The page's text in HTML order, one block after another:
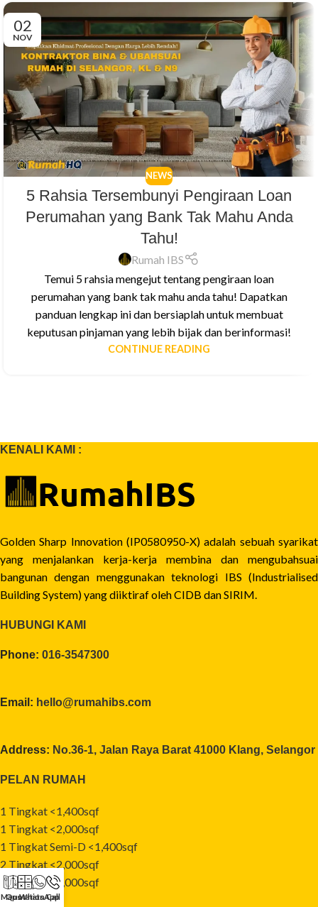
02
NOV
NEWS
5 Rahsia Tersembunyi Pengiraan Loan
Perumahan yang Bank Tak Mahu Anda
Tahu!
Rumah IBS
Temui 5 rahsia mengejut tentang pengiraan loan
perumahan yang bank tak mahu anda tahu! Dapatkan
panduan lengkap ini dan bersiaplah untuk membuat
keputusan pinjaman yang lebih bijak dan berinformasi!
CONTINUE READING
KENALI KAMI :
Golden Sharp Innovation (IP0580950-X) adalah sebuah syarikat
yang menjalankan kerja-kerja membina dan mengubahsuai
bangunan dengan menggunakan teknologi IBS (Industrialised
Building System) yang diiktiraf oleh CIDB dan SIRIM.
HUBUNGI KAMI
Phone: 016-3547300
Email: hello@rumahibs.com
Address: No.36-1, Jalan Raya Barat 41000 Klang, Selangor
PELAN RUMAH
1 Tingkat <1,400sqf
1 Tingkat <2,000sqf
1 Tingkat Semi-D <1,400sqf
2 Tingkat <2,000sqf
2 Tingkat <3,000sqf
Maps
Quotation
WhatsApp
Call